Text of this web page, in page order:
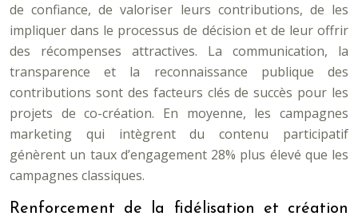
de confiance, de valoriser leurs contributions, de les
impliquer dans le processus de décision et de leur offrir
des récompenses attractives. La communication, la
transparence et la reconnaissance publique des
contributions sont des facteurs clés de succès pour les
projets de co-création. En moyenne, les campagnes
marketing qui intègrent du contenu participatif
génèrent un taux d’engagement 28% plus élevé que les
campagnes classiques.
Renforcement de la fidélisation et création